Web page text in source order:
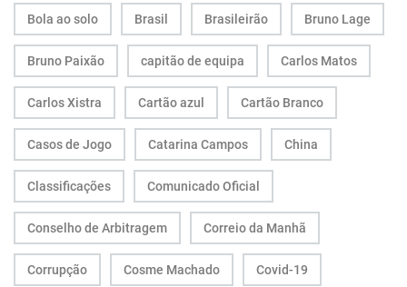
Bola ao solo Brasil Brasileirão Bruno Lage
Bruno Paixão capitão de equipa Carlos Matos
Carlos Xistra Cartão azul Cartão Branco
Casos de Jogo Catarina Campos China
Classificações Comunicado Oficial
Conselho de Arbitragem Correio da Manhã
Corrupção Cosme Machado Covid-19